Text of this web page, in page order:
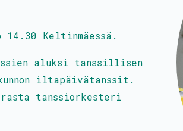
Keltinmäessä.
aluksi tanssillisen
iltapäivätanssit.
tanssiorkesteri